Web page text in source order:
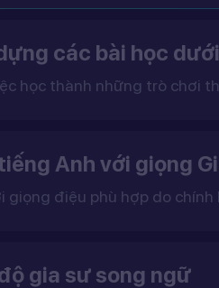
các bài học
học thành những trò chơi
Anh với giọng
giọng điệu phù hợp do chính
gia sư song ngữ